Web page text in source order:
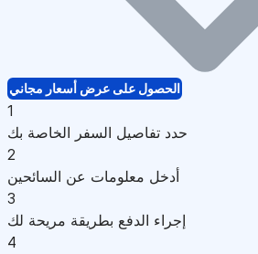
الحصول على عرض أسعار مجاني
1
حدد تفاصيل السفر الخاصة بك
2
أدخل معلومات عن السائحين
3
إجراء الدفع بطريقة مريحة لك
4